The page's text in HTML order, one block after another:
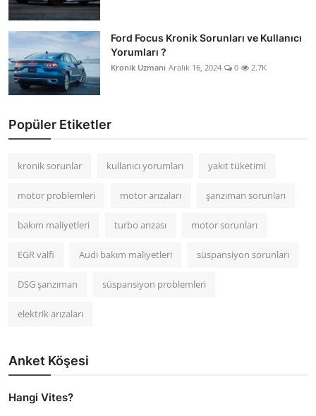
Ford Focus Kronik Sorunları ve Kullanıcı
Yorumları ?
Kronik Uzmanı Aralık 16, 2024 0 2.7K
Popüler Etiketler
kronik sorunlar kullanıcı yorumları yakıt tüketimi
motor problemleri motor arızaları şanzıman sorunları
bakım maliyetleri turbo arızası motor sorunları
EGR valfi Audi bakım maliyetleri süspansiyon sorunları
DSG şanzıman süspansiyon problemleri
elektrik arızaları
Anket Köşesi
Hangi Vites?